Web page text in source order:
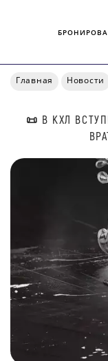
Главная Новости
📜 В КХЛ